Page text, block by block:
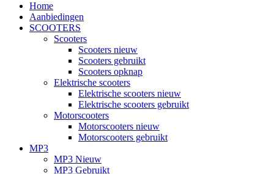
Home
Aanbiedingen
SCOOTERS
Scooters
Scooters nieuw
Scooters gebruikt
Scooters opknap
Elektrische scooters
Elektrische scooters nieuw
Elektrische scooters gebruikt
Motorscooters
Motorscooters nieuw
Motorscooters gebruikt
MP3
MP3 Nieuw
MP3 Gebruikt